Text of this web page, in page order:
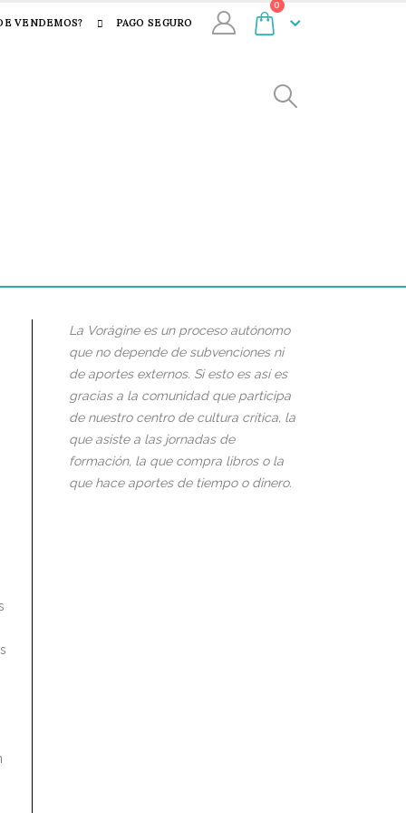
VENDEMOS? PAGO SEGURO
0
La Vorágine es un proceso autónomo
que no depende de subvenciones ni
de aportes externos. Si esto es así es
gracias a la comunidad que participa
de nuestro centro de cultura crítica, la
que asiste a las jornadas de
formación, la que compra libros o la
que hace aportes de tiempo o dinero.